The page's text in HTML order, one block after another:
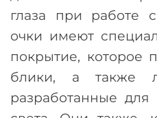
глаза при работе
очки имеют
покрытие, которое
блики, а также
разработанные